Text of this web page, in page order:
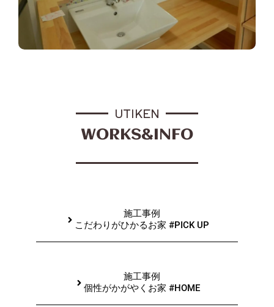
UTIKEN
WORKS&INFO
施工事例
こだわりがひかるお家 #PICK UP
施工事例
個性がかがやくお家 #HOME